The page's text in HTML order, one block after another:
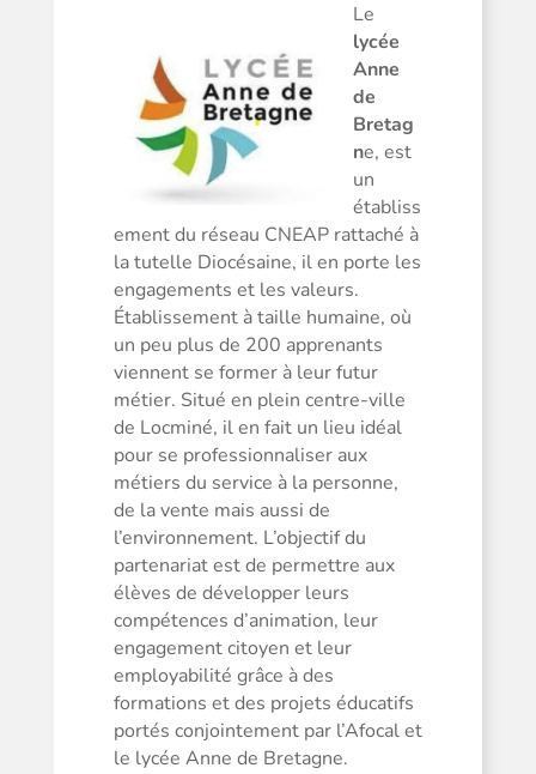
Le
lycée
Anne
de
Bretag
ne, est
un
établiss
ement du réseau CNEAP rattaché à
la tutelle Diocésaine, il en porte les
engagements et les valeurs.
Établissement à taille humaine, où
un peu plus de 200 apprenants
viennent se former à leur futur
métier. Situé en plein centre-ville
de Locminé, il en fait un lieu idéal
pour se professionnaliser aux
métiers du service à la personne,
de la vente mais aussi de
l’environnement. L’objectif du
partenariat est de permettre aux
élèves de développer leurs
compétences d’animation, leur
engagement citoyen et leur
employabilité grâce à des
formations et des projets éducatifs
portés conjointement par l’Afocal et
le lycée Anne de Bretagne.